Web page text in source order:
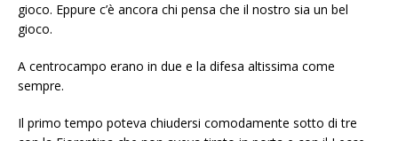
gioco. Eppure c’è ancora chi pensa che il nostro sia un bel
gioco.
A centrocampo erano in due e la difesa altissima come
sempre.
Il primo tempo poteva chiudersi comodamente sotto di tre